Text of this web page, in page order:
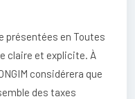
présentées en Toutes
claire et explicite. À
considérera que
des taxes